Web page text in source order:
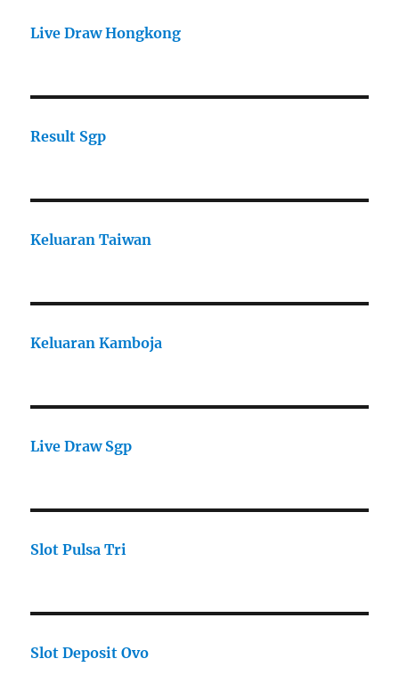
Live Draw Hongkong
Result Sgp
Keluaran Taiwan
Keluaran Kamboja
Live Draw Sgp
Slot Pulsa Tri
Slot Deposit Ovo